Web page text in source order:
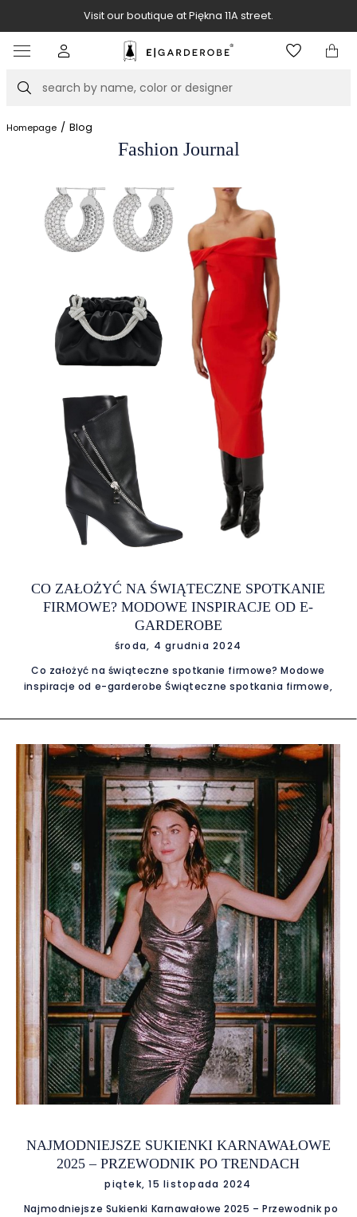
Book your stylist appointment for free
Search
Homepage / Blog
Fashion Journal
CO ZAŁOŻYĆ NA ŚWIĄTECZNE SPOTKANIE
FIRMOWE? MODOWE INSPIRACJE OD E-
GARDEROBE
środa, 4 grudnia 2024
Co założyć na świąteczne spotkanie firmowe? Modowe
inspiracje od e-garderobe Świąteczne spotkania firmowe,
zaprezentować się w eleganckiej, ale jednocześnie
współpracowników i jednocześnie czuć się swobodnie?
Przedstawiamy kilka propozycji z e-garderobe, które idealnie
sprawdzą się na takie okazje. 1. Elegancja z nutą błysku:
Spódnica Dayana i klasyczna biała koszula Jeśli szukasz
stylizacji, która łączy klasykę z odrobiną ekstrawagancji,
postaw na spódnicę Dayana w zestawie z klasyczną białą
koszulą. Spódnica Dayana to midi ołówkowa spódnica z
cekinami, która przyciąga wzrok i wprowadza świąteczny
nastrój. Dzięki subtelne
NAJMODNIEJSZE SUKIENKI KARNAWAŁOWE
2025 – PRZEWODNIK PO TRENDACH
piątek, 15 listopada 2024
Najmodniejsze Sukienki Karnawałowe 2025 – Przewodnik po